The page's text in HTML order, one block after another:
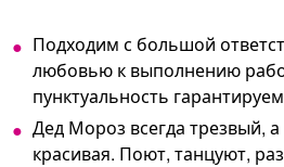
Подходим с большой
любовью к выполнению
пунктуальность
Дед Мороз всегда трезвый, а
красивая. Поют, танцуют,